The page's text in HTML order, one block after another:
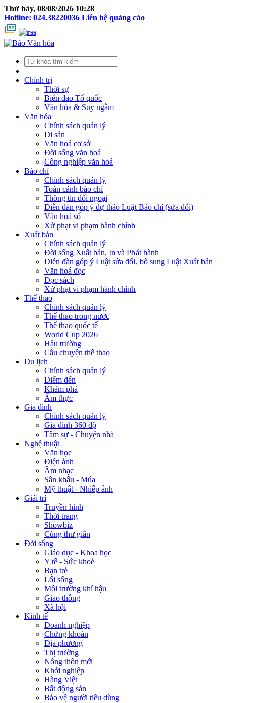
Thứ bảy, 08/08/2026 10:28
Hotline: 024.38220036 Liên hệ quảng cáo
Chính trị
Thời sự
Biển đảo Tổ quốc
Văn hóa & Suy ngẫm
Văn hóa
Chính sách quản lý
Di sản
Văn hoá cơ sở
Đời sống văn hoá
Công nghiệp văn hoá
Báo chí
Chính sách quản lý
Toàn cảnh báo chí
Thông tin đối ngoại
Diễn đàn góp ý dự thảo Luật Báo chí (sửa đổi)
Văn hoá số
Xử phạt vi phạm hành chính
Xuất bản
Chính sách quản lý
Đời sống Xuất bản, In và Phát hành
Diễn đàn góp ý Luật sửa đổi, bổ sung Luật Xuất bản
Văn hoá đọc
Đọc sách
Xử phạt vi phạm hành chính
Thể thao
Chính sách quản lý
Thể thao trong nước
Thể thao quốc tế
World Cup 2026
Hậu trường
Câu chuyện thể thao
Du lịch
Chính sách quản lý
Điểm đến
Khám phá
Ẩm thực
Gia đình
Chính sách quản lý
Gia đình 360 độ
Tâm sự - Chuyện nhà
Nghệ thuật
Văn học
Điện ảnh
Âm nhạc
Sân khấu - Múa
Mỹ thuật - Nhiếp ảnh
Giải trí
Truyền hình
Thời trang
Showbiz
Cùng thư giãn
Đời sống
Giáo dục - Khoa học
Y tế - Sức khoẻ
Bạn trẻ
Lối sống
Môi trường khí hậu
Giao thông
Xã hội
Kinh tế
Doanh nghiệp
Chứng khoán
Địa phương
Thị trường
Nông thôn mới
Khởi nghiệp
Hàng Việt
Bất động sản
Bảo vệ người tiêu dùng